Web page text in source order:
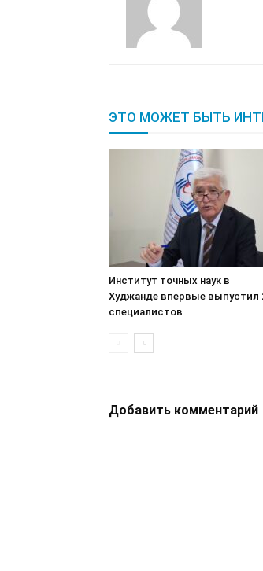
ЭТО МОЖЕТ БЫТЬ
Институт точных наук в
Худжанде впервые выпустил
специалистов
Добавить комментарий